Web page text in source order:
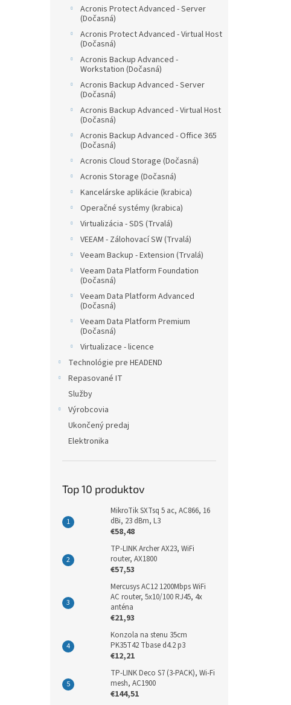
Acronis Protect Advanced - Server
(Dočasná)
Acronis Protect Advanced - Virtual Host
(Dočasná)
Acronis Backup Advanced -
Workstation (Dočasná)
Acronis Backup Advanced - Server
(Dočasná)
Acronis Backup Advanced - Virtual Host
(Dočasná)
Acronis Backup Advanced - Office 365
(Dočasná)
Acronis Cloud Storage (Dočasná)
Acronis Storage (Dočasná)
Kancelárske aplikácie (krabica)
Operačné systémy (krabica)
Virtualizácia - SDS (Trvalá)
VEEAM - Zálohovací SW (Trvalá)
Veeam Backup - Extension (Trvalá)
Veeam Data Platform Foundation
(Dočasná)
Veeam Data Platform Advanced
(Dočasná)
Veeam Data Platform Premium
(Dočasná)
Virtualizace - licence
Technológie pre HEADEND
Repasované IT
Služby
Výrobcovia
Ukončený predaj
Elektronika
Top 10 produktov
MikroTik SXTsq 5 ac, AC866, 16
dBi, 23 dBm, L3
€58,48
TP-LINK Archer AX23, WiFi
router, AX1800
€57,53
Mercusys AC12 1200Mbps WiFi
AC router, 5x10/100 RJ45, 4x
anténa
€21,93
Konzola na stenu 35cm
PK35T42 Tbase d4.2 p3
€12,21
TP-LINK Deco S7 (3-PACK), Wi-Fi
mesh, AC1900
€144,51